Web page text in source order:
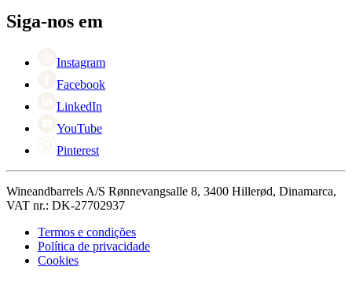
Black Friday
Singles Day
Siga-nos em
Instagram
Facebook
LinkedIn
YouTube
Pinterest
Wineandbarrels A/S Rønnevangsalle 8, 3400 Hillerød, Dinamarca,
VAT nr.: DK-27702937
Termos e condições
Política de privacidade
Cookies